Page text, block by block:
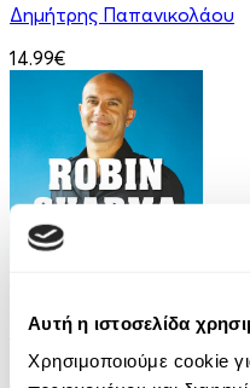
Αυτή η ιστοσελίδα
Χρησιμοποιούμε cookie
Δημήτρης Παπανικολάου
14.99€
Για μια Υπέροχη Ζωή
Robin Sharma